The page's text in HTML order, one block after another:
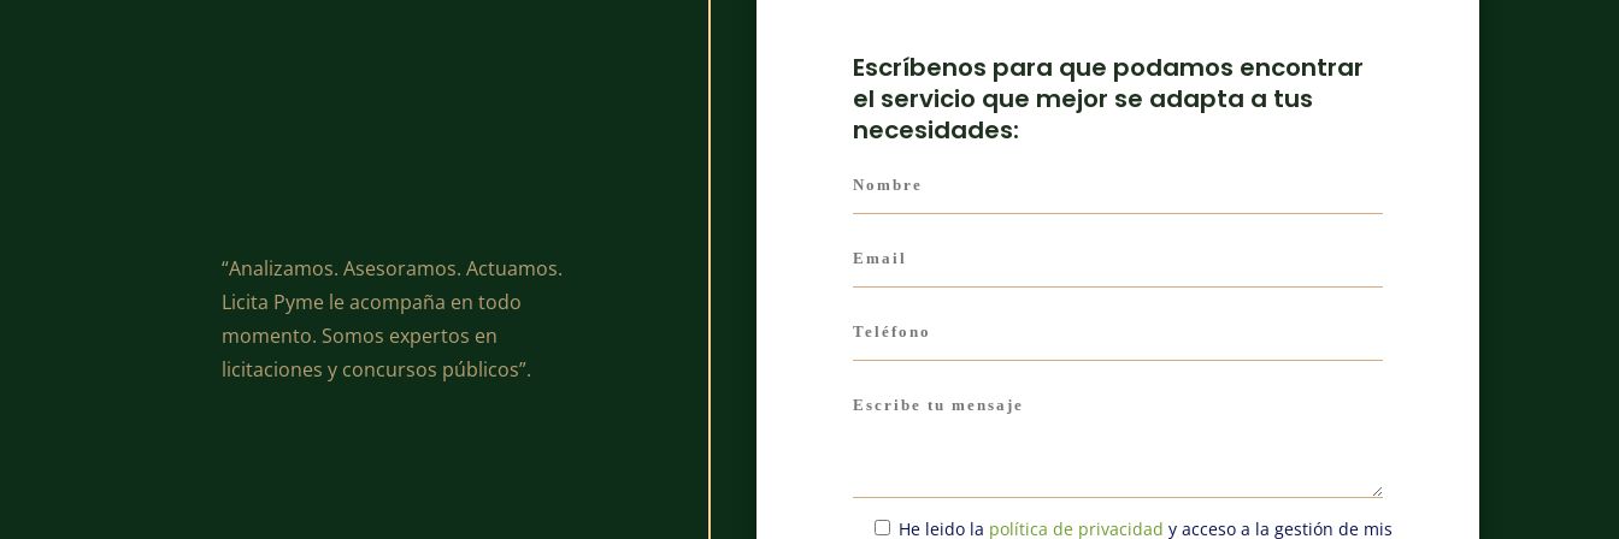
“Analizamos. Asesoramos. Actuamos.
Licita Pyme le acompaña en todo
momento. Somos expertos en
licitaciones y concursos públicos”.
Escríbenos para que podamos encontrar
el servicio que mejor se adapta a tus
necesidades:
He leido la política de privacidad y acceso a la gestión de mis